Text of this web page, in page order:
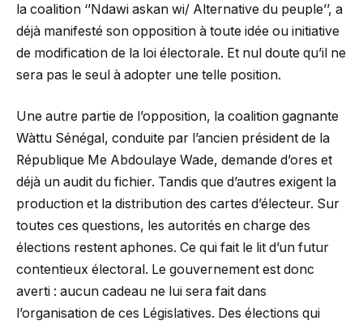
la coalition ‘’Ndawi askan wi/ Alternative du peuple’’, a
déjà manifesté son opposition à toute idée ou initiative
de modification de la loi électorale. Et nul doute qu’il ne
sera pas le seul à adopter une telle position.
Une autre partie de l’opposition, la coalition gagnante
Wàttu Sénégal, conduite par l’ancien président de la
République Me Abdoulaye Wade, demande d’ores et
déjà un audit du fichier. Tandis que d’autres exigent la
production et la distribution des cartes d’électeur. Sur
toutes ces questions, les autorités en charge des
élections restent aphones. Ce qui fait le lit d’un futur
contentieux électoral. Le gouvernement est donc
averti : aucun cadeau ne lui sera fait dans
l’organisation de ces Législatives. Des élections qui